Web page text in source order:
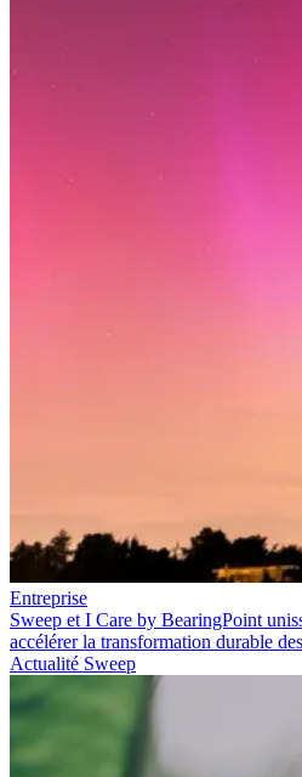
Entreprise
Sweep et I Care by BearingPoint
accélérer la transformation durable
Actualité Sweep